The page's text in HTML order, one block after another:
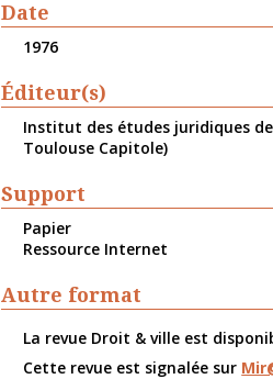
Date
1976
Éditeur(s)
Institut des études juridiques
Toulouse Capitole)
Support
Papier
Ressource Internet
Autre format
La revue Droit & ville est
Cette revue est signalée sur